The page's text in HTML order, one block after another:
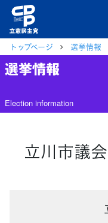
トップページ 選挙情報
選挙情報
Election information
立川市議会